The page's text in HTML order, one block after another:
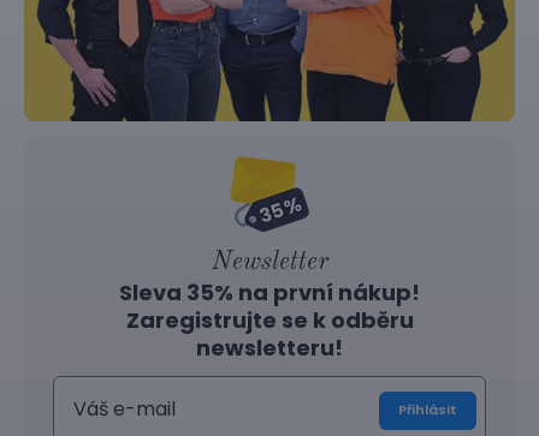
Newsletter
Sleva 35% na první nákup!
Zaregistrujte se k odběru
newsletteru!
Přihlásit